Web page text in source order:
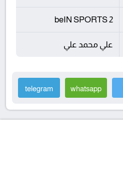
beIN SPORTS 2
علي محمد علي
whatsapp
telegram